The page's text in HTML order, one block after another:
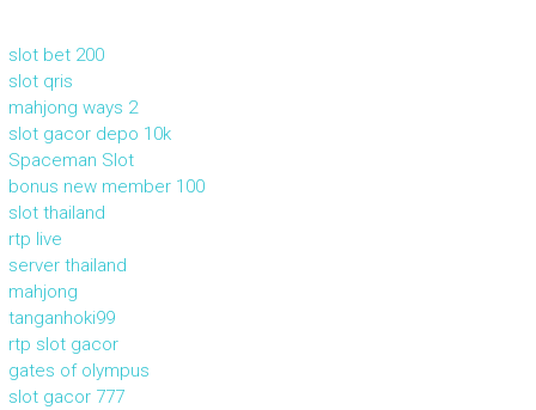
slot bet 200
slot qris
mahjong ways 2
slot gacor depo 10k
Spaceman Slot
bonus new member 100
slot thailand
rtp live
server thailand
mahjong
tanganhoki99
rtp slot gacor
gates of olympus
slot gacor 777